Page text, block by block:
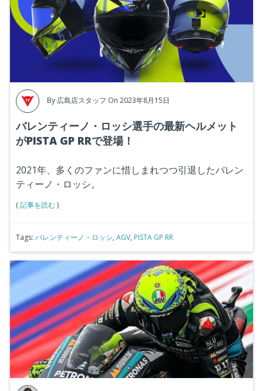
By 広島店スタッフ On 2023年8月15日
バレンティーノ・ロッシ選手の最新ヘルメット
がPISTA GP RRで登場！
2021年、多くのファンに惜しまれつつ引退したバレン
ティーノ・ロッシ。
(記事を読む)
Tags: バレンティーノ・ロッシ, AGV, PISTA GP RR